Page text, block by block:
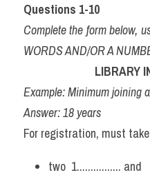
Questions 1-10
Complete the form below,
WORDS AND/OR A
LIBRARY
Example: Minimum joining
Answer: 18 years
For registration, must
two  1................ and